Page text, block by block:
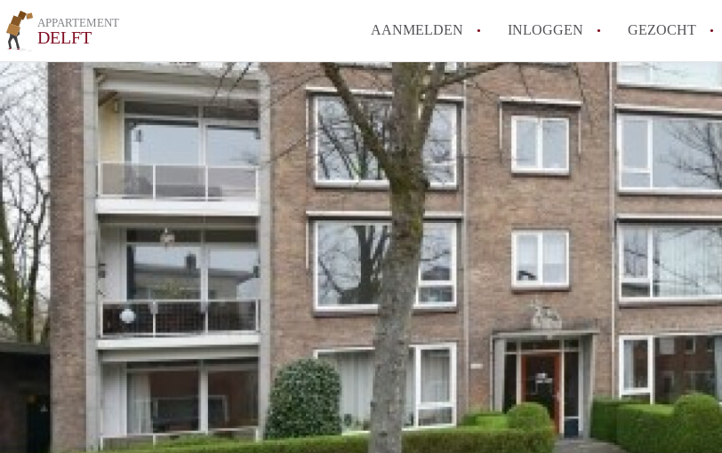
APPARTEMENT
DELFT AANMELDEN INLOGGEN GEZOCHT
How to translate
Wat is AppartementDelft?
Hoeveel kost het om te
Wat is de
Berekent
Alle veelgestelde vragen